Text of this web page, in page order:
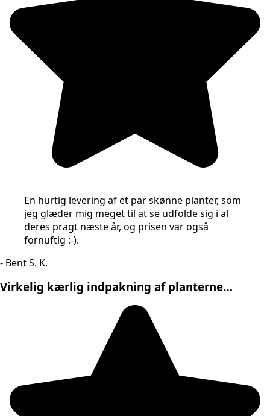
En hurtig levering af et par skønne planter, som
jeg glæder mig meget til at se udfolde sig i al
deres pragt næste år, og prisen var også
fornuftig :-).
- Bent S. K.
Virkelig kærlig indpakning af planterne…